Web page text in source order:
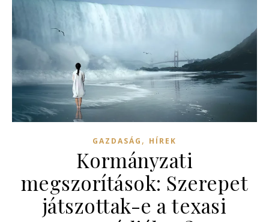
GAZDASÁG , HÍREK
Kormányzati
megszorítások: Szerepet
játszottak-e a texasi